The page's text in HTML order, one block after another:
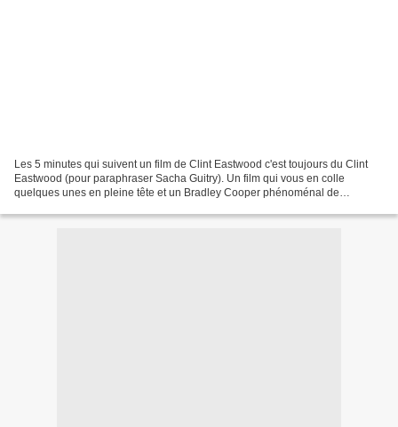
Les 5 minutes qui suivent un film de Clint Eastwood c'est toujours du Clint
Eastwood (pour paraphraser Sacha Guitry). Un film qui vous en colle
quelques unes en pleine tête et un Bradley Cooper phénoménal de